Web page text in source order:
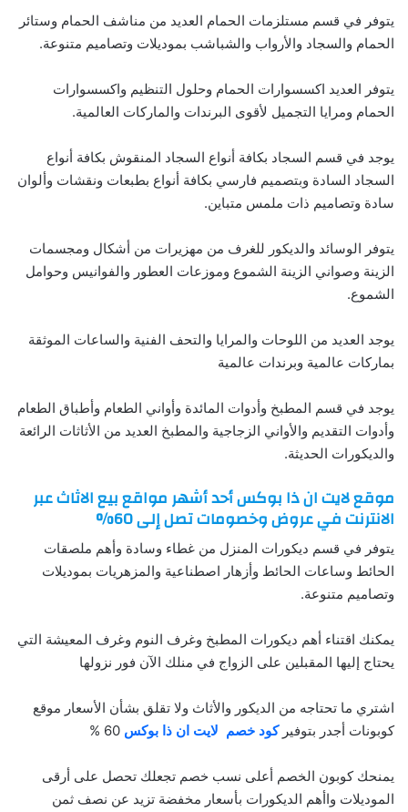
يتوفر في قسم مستلزمات الحمام العديد من مناشف الحمام وستائر
الحمام والسجاد والأرواب والشباشب بموديلات وتصاميم متنوعة.
يتوفر العديد اكسسوارات الحمام وحلول التنظيم واكسسوارات
الحمام ومرايا التجميل لأقوى البرندات والماركات العالمية.
يوجد في قسم السجاد بكافة أنواع السجاد المنقوش بكافة أنواع
السجاد السادة وبتصميم فارسي بكافة أنواع بطبعات ونقشات وألوان
سادة وتصاميم ذات ملمس متباين.
يتوفر الوسائد والديكور للغرف من مهزيرات من أشكال ومجسمات
الزينة وصواني الزينة الشموع وموزعات العطور والفوانيس وحوامل
الشموع.
يوجد العديد من اللوحات والمرايا والتحف الفنية والساعات الموثقة
بماركات عالمية وبرندات عالمية
يوجد في قسم المطبخ وأدوات المائدة وأواني الطعام وأطباق الطعام
وأدوات التقديم والأواني الزجاجية والمطبخ العديد من الأثاثات الرائعة
والديكورات الحديثة.
موقع لايت ان ذا بوكس أحد أشهر مواقع بيع الاثاث عبر
الانترنت في عروض وخصومات تصل إلى 60%
يتوفر في قسم ديكورات المنزل من غطاء وسادة وأهم ملصقات
الحائط وساعات الحائط وأزهار اصطناعية والمزهريات بموديلات
وتصاميم متنوعة.
يمكنك اقتناء أهم ديكورات المطبخ وغرف النوم وغرف المعيشة التي
يحتاج إليها المقبلين على الزواج في منلك الآن فور نزولها
اشتري ما تحتاجه من الديكور والأثاث ولا تقلق بشأن الأسعار موقع
كوبونات أجدر بتوفيركود خصم لايت ان ذا بوكس
يمنحك كوبون الخصم أعلى نسب خصم تجعلك تحصل على أرقى
الموديلات واأهم الديكورات بأسعار مخفضة تزيد عن نصف ثمن